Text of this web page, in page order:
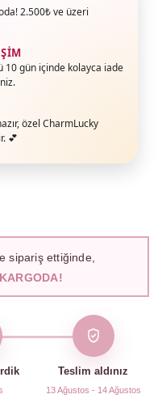
2.500₺ ve üzeri
10 gün içinde kolayca iade
özel CharmLucky
💕
sipariş ettiğinde,
Teslim aldınız
13 Ağustos - 14 Ağustos